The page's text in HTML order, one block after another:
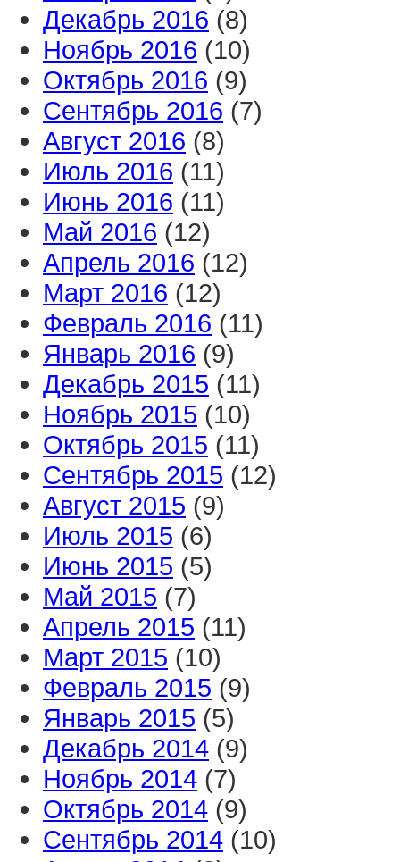
Декабрь 2016 (8)
Ноябрь 2016 (10)
Октябрь 2016 (9)
Сентябрь 2016 (7)
Август 2016 (8)
Июль 2016 (11)
Июнь 2016 (11)
Май 2016 (12)
Апрель 2016 (12)
Март 2016 (12)
Февраль 2016 (11)
Январь 2016 (9)
Декабрь 2015 (11)
Ноябрь 2015 (10)
Октябрь 2015 (11)
Сентябрь 2015 (12)
Август 2015 (9)
Июль 2015 (6)
Июнь 2015 (5)
Май 2015 (7)
Апрель 2015 (11)
Март 2015 (10)
Февраль 2015 (9)
Январь 2015 (5)
Декабрь 2014 (9)
Ноябрь 2014 (7)
Октябрь 2014 (9)
Сентябрь 2014 (10)